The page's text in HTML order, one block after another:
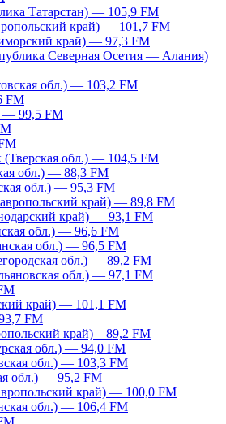
Татарстан) — 105,9 FM
край) — 101,7 FM
край) — 97,3 FM
Северная Осетия — Алания)
обл.) — 103,2 FM
FM
— 99,5 FM
обл.) — 104,5 FM
обл.) — 88,3 FM
обл.) — 95,3 FM
край) — 89,8 FM
край) — 93,1 FM
обл.) — 96,6 FM
обл.) — 96,5 FM
обл.) — 89,2 FM
обл.) — 97,1 FM
край) — 101,1 FM
FM
край) – 89,2 FM
обл.) — 94,0 FM
обл.) — 103,3 FM
обл.) — 95,2 FM
край) — 100,0 FM
обл.) — 106,4 FM